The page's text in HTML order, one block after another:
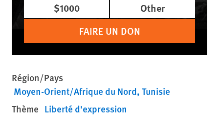
$1000
Other
FAIRE UN DON
Région/Pays
Moyen-Orient/Afrique du Nord Tunisie
Thème Liberté d'expression